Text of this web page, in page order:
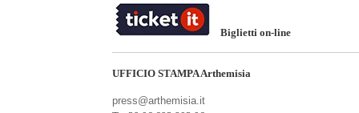
Biglietti on-line
UFFICIO STAMPA Arthemisia
press@arthemisia.it